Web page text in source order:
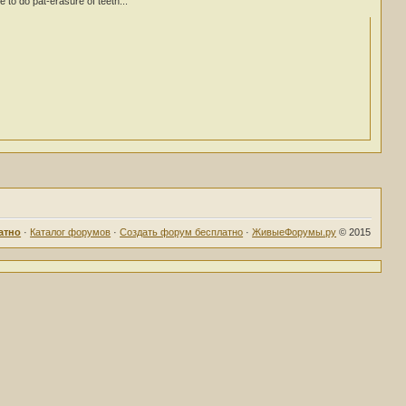
· Каталог форумов ·Создать форум бесплатно ·ЖивыеФорумы.ру © 2015